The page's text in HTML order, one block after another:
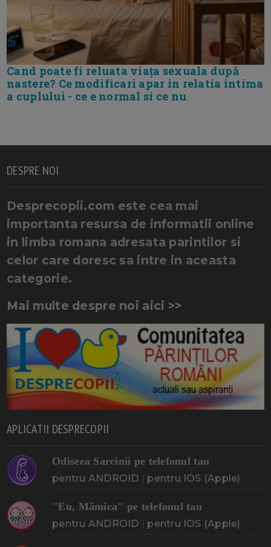
Cand poate fi reluata viața sexuala după
nastere? Ce modificari apar in relatia intima
a cuplului - ce e normal si ce nu
DESPRE NOI
Desprecopii.com este cea mai
importanta resursa de informatii online
in limba romana adresata parintilor si
celor care doresc sa intre in aceasta
categorie.
Mai multe despre noi aici >>
APLICATII DESPRECOPII
Odiseea Sarcinii pe telefonul tau
pentru ANDROID | pentru IOS (Apple)
"Eu, Mămica" pe telefonul tau
pentru ANDROID | pentru IOS (Apple)